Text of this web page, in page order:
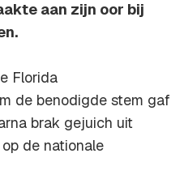
aan zijn oor bij
Florida
de benodigde stem gaf
brak gejuich uit
de nationale